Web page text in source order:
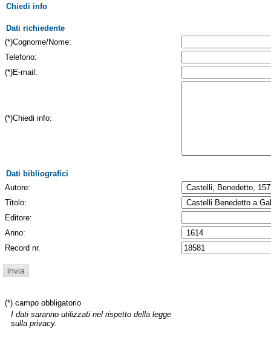
Chiedi info
Dati richiedente
(*)Cognome/Nome:
Telefono:
(*)E-mail:
(*)Chiedi info:
Dati bibliografici
Autore:
Titolo:
Editore:
Anno:
Record nr.
(*) campo obbligatorio
I dati saranno utilizzati nel rispetto della legge
sulla privacy.